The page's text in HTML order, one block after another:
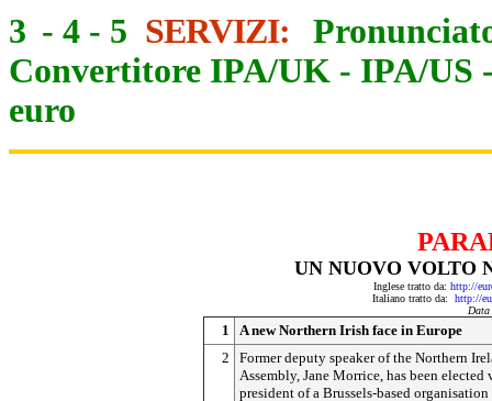
3 - 4 - 5 SERVIZI:
Convertitore IPA/UK - IPA/US
euro
UN NUOVO VOLTO
Inglese tratto da: http://
Italiano tratto da: http://
Data
1
A new Northern Irish face in Europe
2
Former deputy speaker of the Northern
Assembly, Jane Morrice, has been elected
president of a Brussels-based